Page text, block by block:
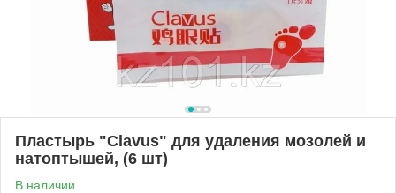
Пластырь "Clavus" для удаления мозолей и
натоптышей, (6 шт)
В наличии